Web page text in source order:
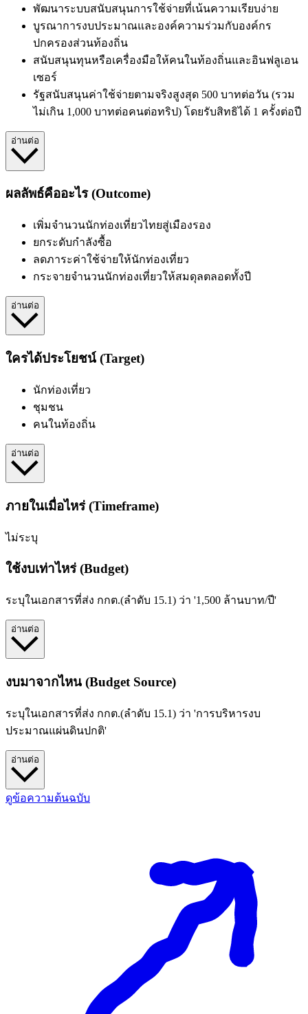
พัฒนาระบบสนับสนุนการใช้จ่ายที่เน้นความเรียบง่าย
บูรณาการงบประมาณและองค์ความร่วมกับองค์กร
ปกครองส่วนท้องถิ่น
สนับสนุนทุนหรือเครื่องมือให้คนในท้องถิ่นและอินฟลูเอน
เซอร์
รัฐสนับสนุนค่าใช้จ่ายตามจริงสูงสุด 500 บาทต่อวัน (รวม
ไม่เกิน 1,000 บาทต่อคนต่อทริป) โดยรับสิทธิได้ 1 ครั้งต่อปี
อ่านต่อ
ผลลัพธ์คืออะไร (Outcome)
เพิ่มจำนวนนักท่องเที่ยวไทยสู่เมืองรอง
ยกระดับกำลังซื้อ
ลดภาระค่าใช้จ่ายให้นักท่องเที่ยว
กระจายจำนวนนักท่องเที่ยวให้สมดุลตลอดทั้งปี
อ่านต่อ
ใครได้ประโยชน์ (Target)
นักท่องเที่ยว
ชุมชน
คนในท้องถิ่น
อ่านต่อ
ภายในเมื่อไหร่ (Timeframe)
ไม่ระบุ
ใช้งบเท่าไหร่ (Budget)
ระบุในเอกสารที่ส่ง กกต.(ลำดับ 15.1) ว่า '1,500 ล้านบาท/ปี'
อ่านต่อ
งบมาจากไหน (Budget Source)
ระบุในเอกสารที่ส่ง กกต.(ลำดับ 15.1) ว่า 'การบริหารงบ
ประมาณแผ่นดินปกติ'
อ่านต่อ
ดูข้อความต้นฉบับ